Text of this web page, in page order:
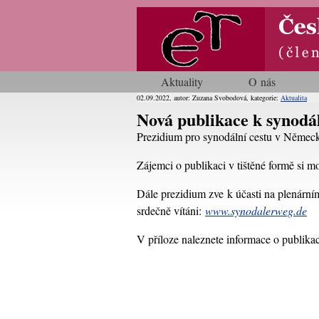
Aktuality O nás
02.09.2022, autor: Zuzana Svobodová, kategorie: Aktualita
Nová publikace k
Prezidium pro synodální cestu v
Zájemci o publikaci v tištěné formě si
Dále prezidium zve k účasti na
srdečně vítáni: www.synodalerweg.de
V příloze naleznete informace o